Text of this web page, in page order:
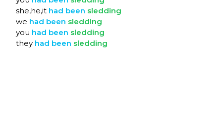
she,he,it had been sledding
we had been sledding
you had been sledding
they had been sledding